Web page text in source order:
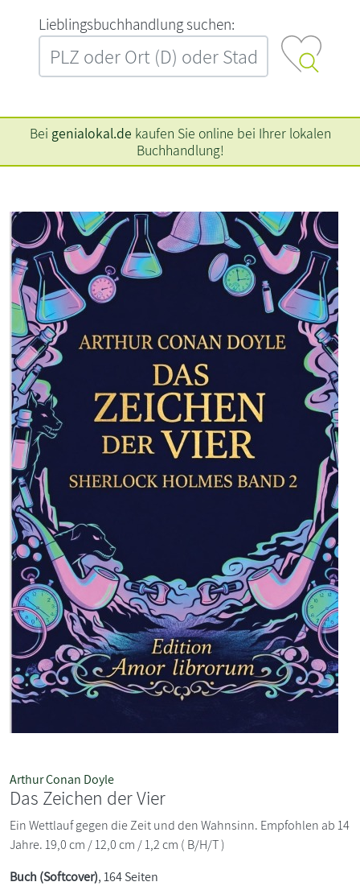
L‍i‍e‍b‍l‍i‍n‍g‍s‍b‍u‍c‍h‍h‍a‍n‍d‍l‍u‍n‍g‍ ‍s‍u‍c‍h‍e‍n‍:‍
Bei genialokal.de kaufen Sie online bei Ihrer lokalen
Buchhandlung!
Arthur Conan Doyle
Das Zeichen der Vier
Ein Wettlauf gegen die Zeit und den Wahnsinn. Empfohlen ab 14
Jahre. 19,0 cm / 12,0 cm / 1,2 cm ( B/H/T )
Buch (Softcover), 164 Seiten